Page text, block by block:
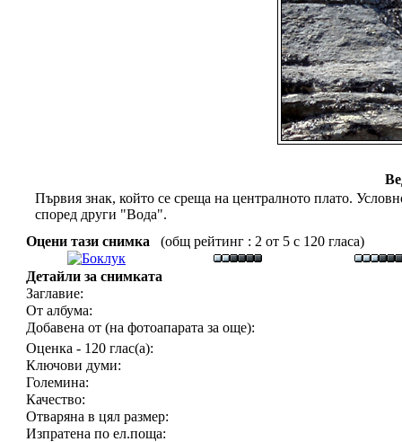
Първия знак, който се среща на централното плато.
според други "Вода".
Оцени тази снимка
(общ рейтинг : 2 от 5 с 120 гласа)
Детайли за снимката
Заглавие:
От албума:
Добавена от (на фотоапарата за още):
Оценка - 120 глас(а):
Ключови думи:
Големина:
Качество:
Отваряна в цял размер:
Изпратена по ел.поща: